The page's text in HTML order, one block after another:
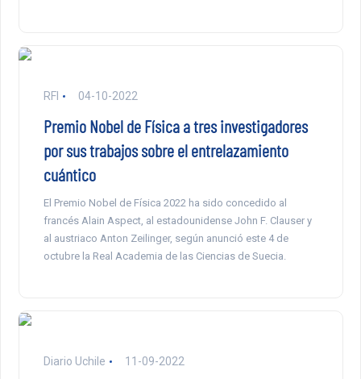
RFI 04-10-2022
Premio Nobel de Física a tres investigadores
por sus trabajos sobre el entrelazamiento
cuántico
El Premio Nobel de Física 2022 ha sido concedido al
francés Alain Aspect, al estadounidense John F. Clauser y
al austriaco Anton Zeilinger, según anunció este 4 de
octubre la Real Academia de las Ciencias de Suecia.
Diario Uchile 11-09-2022